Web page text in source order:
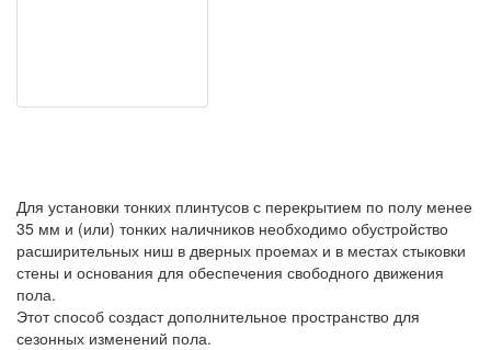
Для установки тонких плинтусов с перекрытием по полу менее
35 мм и (или) тонких наличников необходимо обустройство
расширительных ниш в дверных проемах и в местах стыковки
стены и основания для обеспечения свободного движения
пола.
Этот способ создаст дополнительное пространство для
сезонных изменений пола.